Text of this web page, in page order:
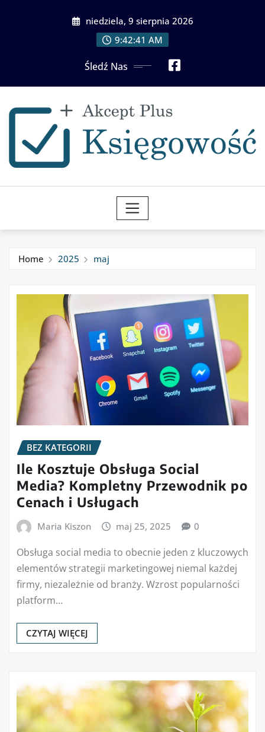
niedziela, 9 sierpnia 2026
9:42:42 AM
Śledź Nas
Home 2025 maj
BEZ KATEGORII
Ile Kosztuje Obsługa Social
Media? Kompletny Przewodnik po
Cenach i Usługach
Maria Kiszon maj 25, 2025 0
Obsługa social media to obecnie jeden z kluczowych
elementów strategii marketingowej niemal każdej
firmy, niezależnie od branży. Wzrost popularności
platform…
CZYTAJ WIĘCEJ